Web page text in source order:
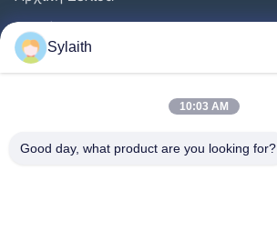
Προϊόντα
Βίντεο
Ποιοτικός Έλεγχος
Sylaith
10:03 AM
Good day, what product are you looking for?